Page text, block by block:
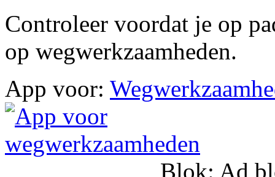
Controleer voordat je op
op wegwerkzaamheden.
App voor:
Blok: Ad